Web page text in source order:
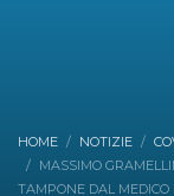
HOME NOTIZIE
MASSIMO
TAMPONE DAL MEDICO